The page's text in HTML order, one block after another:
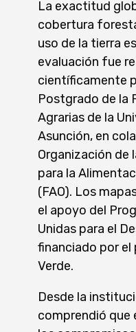
La exactitud
cobertura
uso de la tierra
evaluación fue
científicamente
Postgrado de la
Agrarias de la
Asunción, en
Organización de
para la
(FAO). Los
el apoyo del
Unidas para el
financiado por
Verde.
Desde la
comprendió que